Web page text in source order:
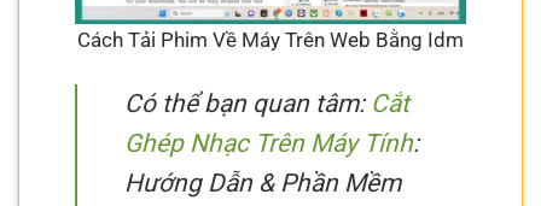
Cách Tải Phim Về Máy Trên Web Bằng Idm
Có thể bạn quan tâm: Cắt
Ghép Nhạc Trên Máy Tính:
Hướng Dẫn & Phần Mềm